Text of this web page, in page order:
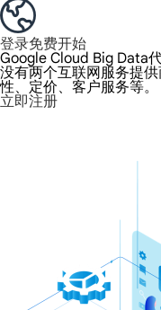
登录免费开始
Google Cloud Big Data
没有两个互联网服务提
性、定价、客户服务等。
立即注册